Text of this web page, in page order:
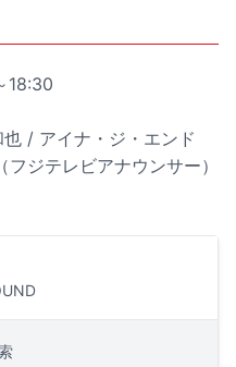
18:30
/ アイナ・ジ・エンド
ジテレビアナウンサー）